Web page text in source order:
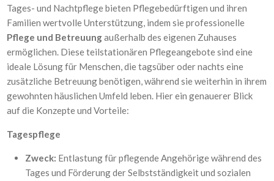
Tages- und Nachtpflege bieten Pflegebedürftigen und ihren
Familien wertvolle Unterstützung, indem sie professionelle
Pflege und Betreuungaußerhalb des eigenen Zuhauses
ermöglichen. Diese teilstationären Pflegeangebote sind eine
ideale Lösung für Menschen, die tagsüber oder nachts eine
zusätzliche Betreuung benötigen, während sie weiterhin in ihrem
gewohnten häuslichen Umfeld leben. Hier ein genauerer Blick
auf die Konzepte und Vorteile:
Tagespflege
Zweck: Entlastung für pflegende Angehörige während des
Tages und Förderung der Selbstständigkeit und sozialen